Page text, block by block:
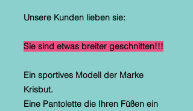
Unsere Kunden lieben sie:
Sie sind etwas breiter geschnitten!!!
Ein sportives Modell der Marke
Krisbut.
Eine Pantolette die Ihren Füßen ein